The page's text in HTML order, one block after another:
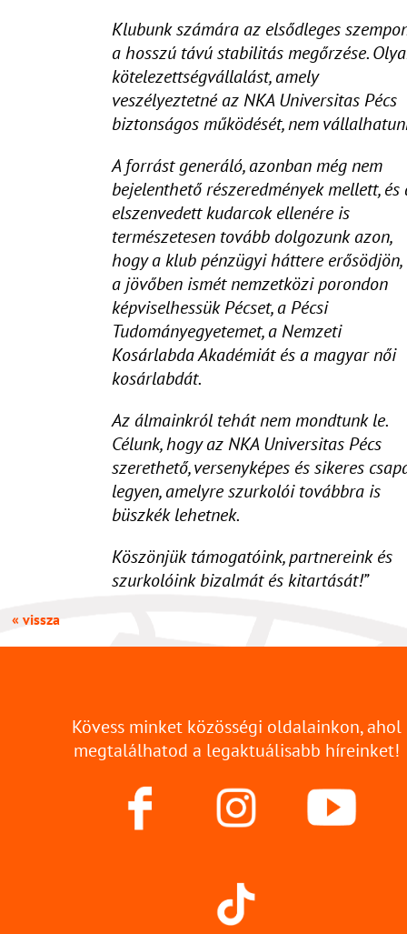
Klubunk számára az elsődleges
a hosszú távú stabilitás megőrzése.
kötelezettségvállalást, amely
veszélyeztetné az NKA Universitas Pécs
biztonságos működését, nem
A forrást generáló, azonban még nem
bejelenthető részeredmények mellett, és
elszenvedett kudarcok ellenére is
természetesen tovább dolgozunk azon,
hogy a klub pénzügyi háttere erősödjön,
a jövőben ismét nemzetközi porondon
képviselhessük Pécset, a Pécsi
Tudományegyetemet, a Nemzeti
Kosárlabda Akadémiát és a magyar női
kosárlabdát.
Az álmainkról tehát nem mondtunk le.
Célunk, hogy az NKA Universitas Pécs
szerethető, versenyképes és sikeres
legyen, amelyre szurkolói továbbra is
büszkék lehetnek.
Köszönjük támogatóink, partnereink és
szurkolóink bizalmát és kitartását!”
« vissza
Kövess minket közösségi oldalainkon, ahol
megtalálhatod a legaktuálisabb híreinket!